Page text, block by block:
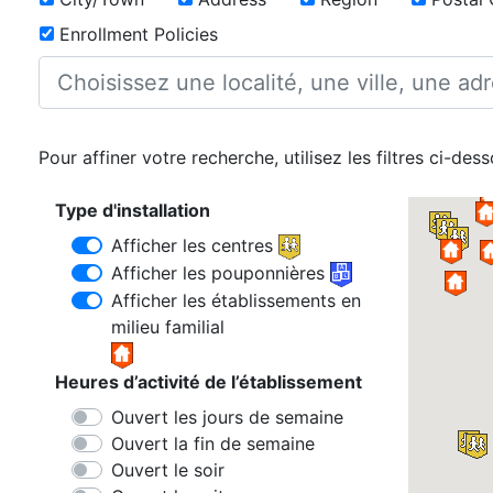
Enrollment Policies
Pour affiner votre recherche, utilisez les filtres ci-
Type d'installation
Afficher les centres
Afficher les pouponnières
Afficher les établissements en
milieu familial
Heures d’activité de l’établissement
Ouvert les jours de semaine
Ouvert la fin de semaine
Ouvert le soir